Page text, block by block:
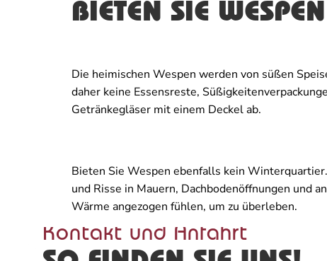
BIETEN SIE
Die heimischen Wespen werden von süßen
daher keine Essensreste,
Getränkegläser mit einem Deckel ab.
Bieten Sie Wespen ebenfalls kein
und Risse in Mauern, Dachbodenöffnungen und
Wärme angezogen fühlen, um zu überleben.
Kontakt und Anfahrt